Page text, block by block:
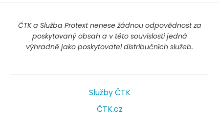
ČTK a Služba Protext nenese žádnou odpovědnost za
poskytovaný obsah a v této souvislosti jedná
výhradně jako poskytovatel distribučních služeb.
Služby ČTK
ČTK.cz